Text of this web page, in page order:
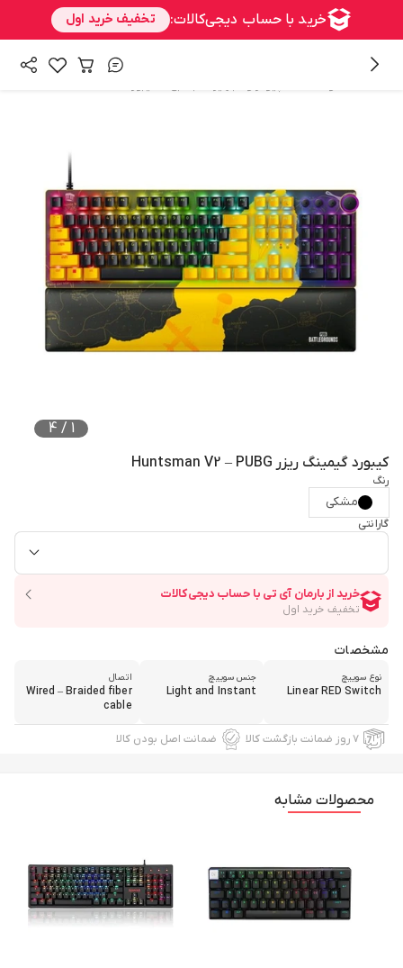
1
/
4
کیبورد گیمینگ ریزر Huntsman V2 – PUBG
رنگ
مشکی
گارانتی
مشخصات
نوع سوییچ
Linear RED Switch
جنس سوییچ
Light and Instant
اتصال
Wired – Braided fiber
cable
۷ روز ضمانت بازگشت کالا ضمانت اصل بودن کالا
محصولات مشابه